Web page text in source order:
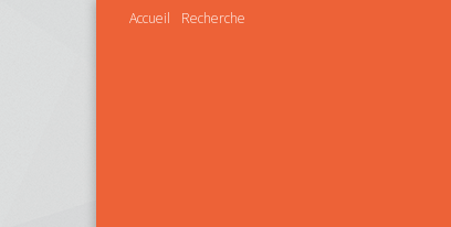
Accueil Recherche